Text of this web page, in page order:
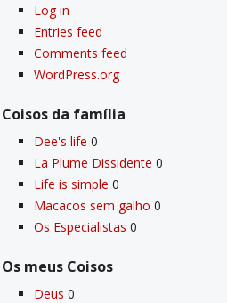
Log in
Entries feed
Comments feed
WordPress.org
Coisos da famí­lia
Dee's life 0
La Plume Dissidente 0
Life is simple 0
Macacos sem galho 0
Os Especialistas 0
Os meus Coisos
Deus 0